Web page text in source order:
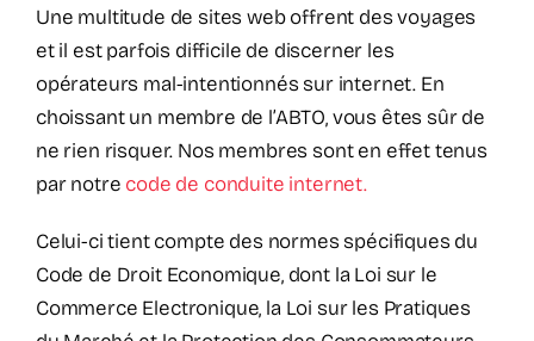
Une multitude de sites web offrent des voyages
et il est parfois difficile de discerner les
opérateurs mal-intentionnés sur internet. En
choissant un membre de l’ABTO, vous êtes sûr de
ne rien risquer. Nos membres sont en effet tenus
par notre code de conduite internet.
Celui-ci tient compte des normes spécifiques du
Code de Droit Economique, dont la Loi sur le
Commerce Electronique, la Loi sur les Pratiques